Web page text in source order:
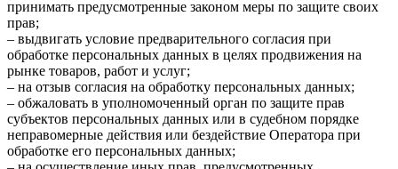
принимать предусмотренные законом меры по защите своих
прав;
– выдвигать условие предварительного согласия при
обработке персональных данных в целях продвижения на
рынке товаров, работ и услуг;
– на отзыв согласия на обработку персональных данных;
– обжаловать в уполномоченный орган по защите прав
субъектов персональных данных или в судебном порядке
неправомерные действия или бездействие Оператора при
обработке его персональных данных;